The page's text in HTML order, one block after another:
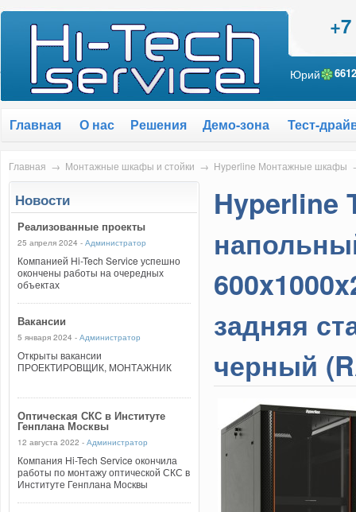
Юрий
Главная О нас Решения Демо-зона Тест-
Главная → Монтажные шкафы и стойки → Hyperline Монтажные шкафы
Новости
Реализованные проекты
25 апреля 2024 - Администратор
Компанией Hi-Tech Service успешно
окончены работы на очередных
объектах
Вакансии
5 января 2024 - Администратор
Открыты вакансии
ПРОЕКТИРОВЩИК, МОНТАЖНИК
Оптическая СКС в Институте
Генплана Москвы
12 августа 2022 - Администратор
Компания Hi-Tech Service окончила
работы по монтажу оптической СКС в
Институте Генплана Москвы
Hyperline
задняя
черный